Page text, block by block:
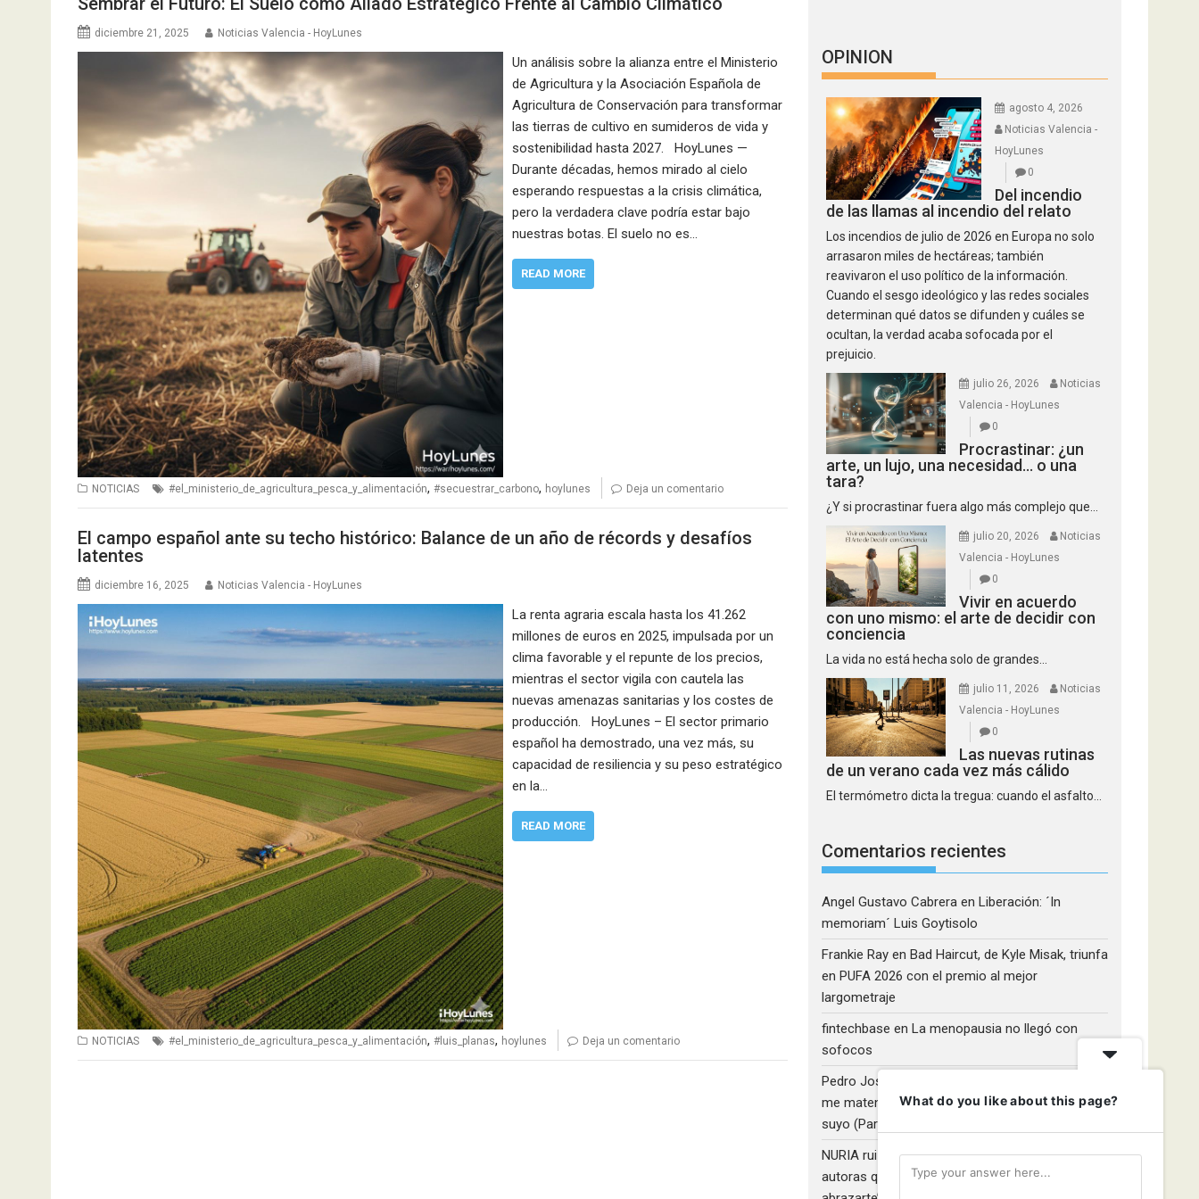
diciembre 21, 2025 Noticias Valencia - HoyLunes
Un análisis sobre la alianza entre el Ministerio
de Agricultura y la Asociación Española de
Agricultura de Conservación para transformar
las tierras de cultivo en sumideros de vida y
sostenibilidad hasta 2027. HoyLunes —
Durante décadas, hemos mirado al cielo
esperando respuestas a la crisis climática,
pero la verdadera clave podría estar bajo
nuestras botas. El suelo no es…
READ MORE
NOTICIAS #el_ministerio_de_agricultura_pesca_y_alimentación, #secuestrar_carbono, hoylunes Deja un comentario
El campo español ante su techo histórico: Balance de un año de récords y desafíos
latentes
diciembre 16, 2025 Noticias Valencia - HoyLunes
La renta agraria escala hasta los 41.262
millones de euros en 2025, impulsada por un
clima favorable y el repunte de los precios,
mientras el sector vigila con cautela las
nuevas amenazas sanitarias y los costes de
producción. HoyLunes – El sector primario
español ha demostrado, una vez más, su
capacidad de resiliencia y su peso estratégico
en la…
READ MORE
NOTICIAS #el_ministerio_de_agricultura_pesca_y_alimentación, #luis_planas, hoylunes Deja un comentario
OPINION
agosto 4, 2026
Noticias Valencia -
HoyLunes
0
Del incendio
de las llamas al incendio del relato
Los incendios de julio de 2026 en Europa no solo
arrasaron miles de hectáreas; también
reavivaron el uso político de la información.
Cuando el sesgo ideológico y las redes sociales
determinan qué datos se difunden y cuáles se
ocultan, la verdad acaba sofocada por el
prejuicio.
julio 26, 2026
Noticias
Valencia - HoyLunes
0
Procrastinar: ¿un
arte, un lujo, una necesidad… o una
tara?
¿Y si procrastinar fuera algo más complejo que...
julio 20, 2026
Noticias
Valencia - HoyLunes
0
Vivir en acuerdo
con uno mismo: el arte de decidir con
conciencia
La vida no está hecha solo de grandes...
julio 11, 2026
Noticias
Valencia - HoyLunes
0
Las nuevas rutinas
de un verano cada vez más cálido
El termómetro dicta la tregua: cuando el asfalto...
Comentarios recientes
Angel Gustavo Cabrera en Liberación: ´In
memoriam´ Luis Goytisolo
Frankie Ray en Bad Haircut, de Kyle Misak, triunfa
en PUFA 2026 con el premio al mejor
largometraje
fintechbase en La menopausia no llegó con
sofocos
Pedro José Camacho Barrios
me maten!»: El Rulfo que el cine venezolano hizo
suyo (Parte 2)
NURIA ruiz fernandezenLibros que nadie lee y
autoras que no hacen ruido: Redescubriendo ‘Y
What do you like about this page?